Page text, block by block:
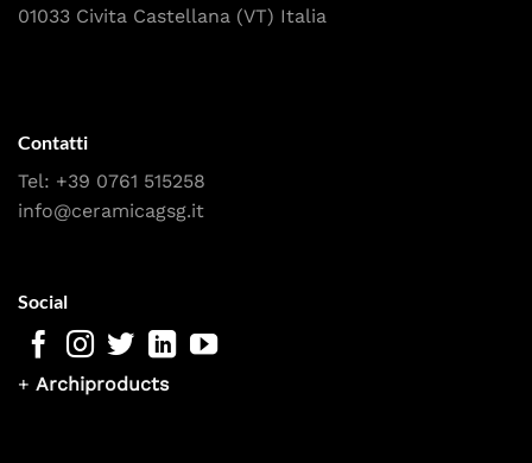
01033 Civita Castellana (VT) Italia
Contatti
Tel: +39 0761 515258
info@ceramicagsg.it
Social
+ Archiproducts